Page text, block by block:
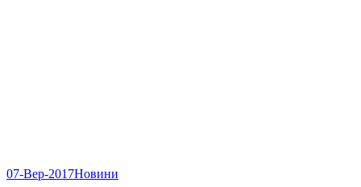
07-Вер-2017Новини